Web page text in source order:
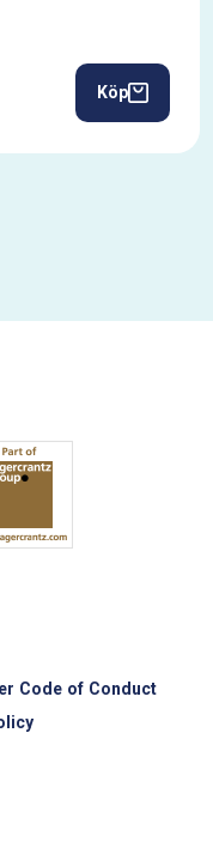
Köp
Code of Conduct